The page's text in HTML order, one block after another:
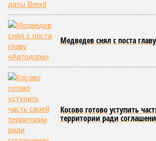
паводок, невероятные ливни. Несколько
человек не пережили этот разгул стихий.
приключилось.
Зима 1931 года выдалась в Китае
продолжительной и суровой. Снега
количество – казалось бы, хороший знак
великой суши, продолжавшегося с 1928-
обратилось катастрофой. Снег растаял,
начался небывалый паводок, быстро
страшным наводнением, которое
только усугубили. К июню всё это
массовый потоп, в июле же Китай в